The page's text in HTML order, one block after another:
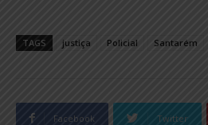
TAGS justiça Policial Santarém
Facebook Twitter